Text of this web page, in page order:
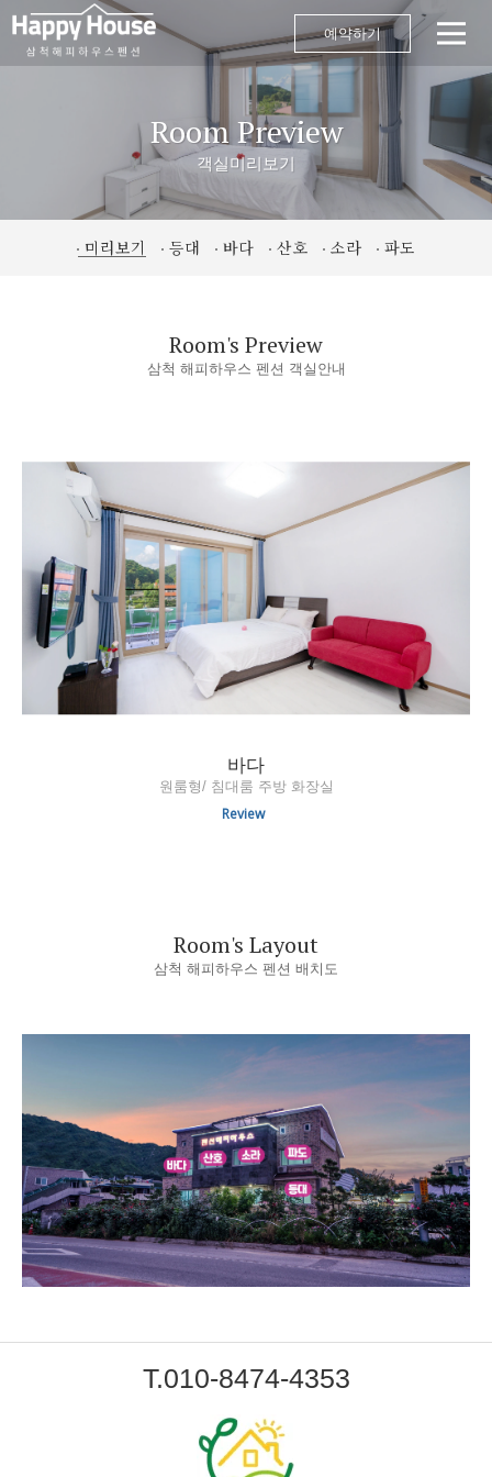
예약하기
Room Preview
객실미리보기
미리보기 등대 바다 산호 소라 파도
Room's Preview
삼척 해피하우스 펜션 객실안내
바다
원룸형/ 침대룸 주방 화장실
Review
Room's Layout
삼척 해피하우스 펜션 배치도
T.010-8474-4353